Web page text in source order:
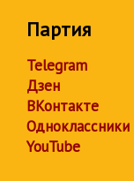
Партия
Telegram
Дзен
ВКонтакте
Одноклассники
YouTube